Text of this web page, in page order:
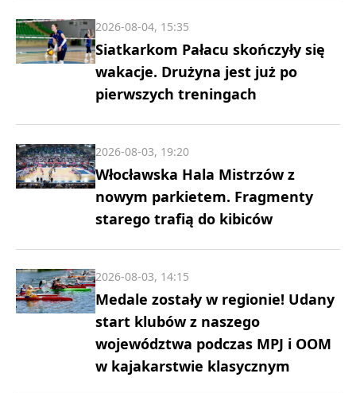
Siatkarkom Pałacu skończyły się
wakacje. Drużyna jest już po
pierwszych treningach
2026-08-04, 15:35
Włocławska Hala Mistrzów z
nowym parkietem. Fragmenty
starego trafią do kibiców
2026-08-03, 19:20
Medale zostały w regionie! Udany
start klubów z naszego
województwa podczas MPJ i OOM
w kajakarstwie klasycznym
2026-08-03, 14:15